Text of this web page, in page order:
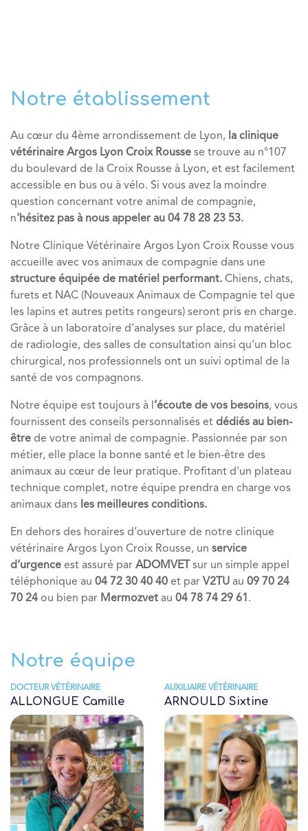
Notre établissement
Au cœur du 4ème arrondissement de Lyon, la clinique
vétérinaire Argos Lyon Croix Rousse se trouve au n°107
du boulevard de la Croix Rousse à Lyon, et est facilement
accessible en bus ou à vélo. Si vous avez la moindre
question concernant votre animal de compagnie,
n'hésitez pas à nous appeler au 04 78 28 23 53.
Notre Clinique Vétérinaire Argos Lyon Croix Rousse vous
accueille avec vos animaux de compagnie dans une
structure équipée de matériel performant. Chiens, chats,
furets et NAC (Nouveaux Animaux de Compagnie tel que
les lapins et autres petits rongeurs) seront pris en charge.
Grâce à un laboratoire d’analyses sur place, du matériel
de radiologie, des salles de consultation ainsi qu’un bloc
chirurgical, nos professionnels ont un suivi optimal de la
santé de vos compagnons.
Notre équipe est toujours à l ’écoute de vos besoins, vous
fournissent des conseils personnalisés et dédiés au bien-
être de votre animal de compagnie. Passionnée par son
métier, elle place la bonne santé et le bien-être des
animaux au cœur de leur pratique. Profitant d'un plateau
technique complet, notre équipe prendra en charge vos
animaux dans les meilleures conditions.
En dehors des horaires d’ouverture de notre clinique
vétérinaire Argos Lyon Croix Rousse, un service
d’urgence est assuré par ADOMVET
sur un simple appel
téléphonique au 04 72 30 40 40 et par V2TU au 09 70 24
70 24 ou bien par Mermozvet au 04 78 74 29 61 .
Notre équipe
DOCTEUR VÉTÉRINAIRE
ALLONGUE Camille
AUXILIAIRE VÉTÉRINAIRE
ARNOULD Sixtine